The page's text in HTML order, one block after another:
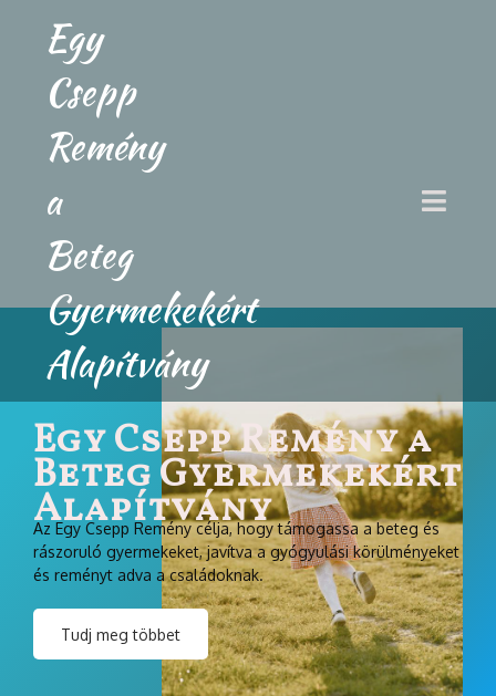
Egy
Csepp
Remény
a
Beteg
Gyermekekért
Alapítvány
Egy Csepp Remény a
Beteg Gyermekekért
Alapítvány
Az Egy Csepp Remény célja, hogy támogassa a beteg és
rászoruló gyermekeket, javítva a gyógyulási körülményeket
és reményt adva a családoknak.
Tudj meg többet